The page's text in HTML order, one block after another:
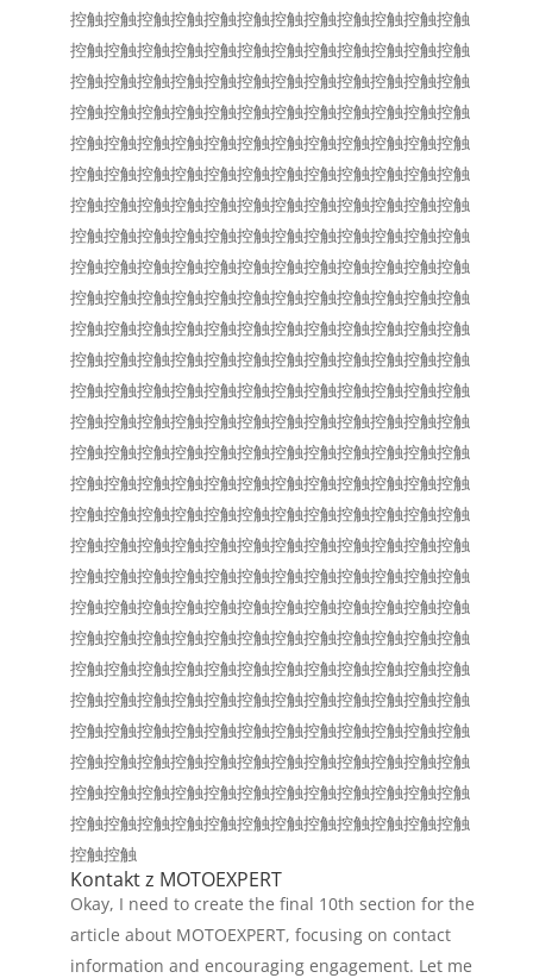
控触控触控触控触控触控触控触控触控触控触控触控触
控触控触控触控触控触控触控触控触控触控触控触控触
控触控触控触控触控触控触控触控触控触控触控触控触
控触控触控触控触控触控触控触控触控触控触控触控触
控触控触控触控触控触控触控触控触控触控触控触控触
控触控触控触控触控触控触控触控触控触控触控触控触
控触控触控触控触控触控触控触控触控触控触控触控触
控触控触控触控触控触控触控触控触控触控触控触控触
控触控触控触控触控触控触控触控触控触控触控触控触
控触控触控触控触控触控触控触控触控触控触控触控触
控触控触控触控触控触控触控触控触控触控触控触控触
控触控触控触控触控触控触控触控触控触控触控触控触
控触控触控触控触控触控触控触控触控触控触控触控触
控触控触控触控触控触控触控触控触控触控触控触控触
控触控触控触控触控触控触控触控触控触控触控触控触
控触控触控触控触控触控触控触控触控触控触控触控触
控触控触控触控触控触控触控触控触控触控触控触控触
控触控触控触控触控触控触控触控触控触控触控触控触
控触控触控触控触控触控触控触控触控触控触控触控触
控触控触控触控触控触控触控触控触控触控触控触控触
控触控触控触控触控触控触控触控触控触控触控触控触
控触控触控触控触控触控触控触控触控触控触控触控触
控触控触控触控触控触控触控触控触控触控触控触控触
控触控触控触控触控触控触控触控触控触控触控触控触
控触控触控触控触控触控触控触控触控触控触控触控触
控触控触控触控触控触控触控触控触控触控触控触控触
控触控触控触控触控触控触控触控触控触控触控触控触
控触控触
Kontakt z MOTOEXPERT
Okay, I need to create the final 10th section for the
article about MOTOEXPERT, focusing on contact
information and encouraging engagement. Let me